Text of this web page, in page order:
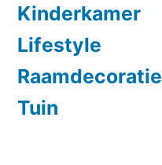
Kinderkamer
Lifestyle
Raamdecoratie
Tuin